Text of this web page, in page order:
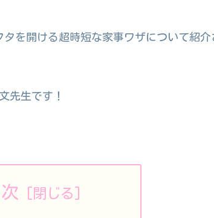
を開ける超時短な家事ワザについて紹介
先生です！